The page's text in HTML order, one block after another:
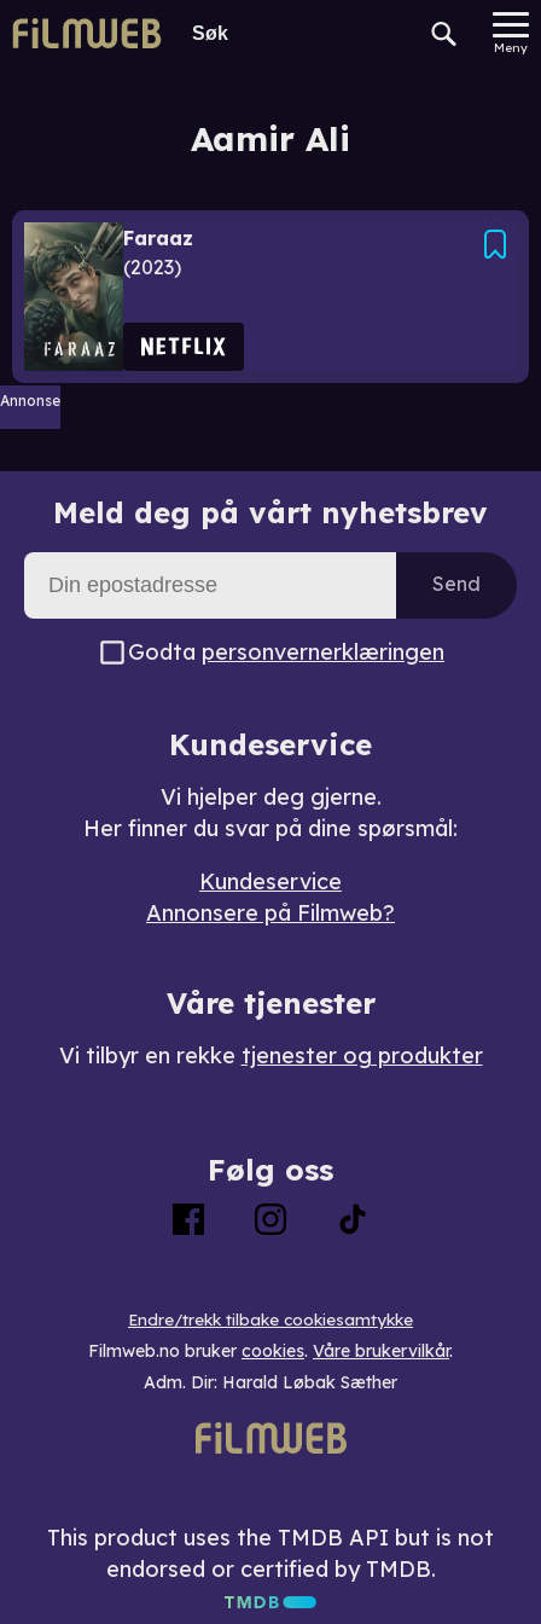
Meny
Aamir Ali
Faraaz
2023
Annonse
Meld deg på vårt nyhetsbrev
Send
Godta personvernerklæringen
Kundeservice
Vi hjelper deg gjerne.
Her finner du svar på dine spørsmål:
Kundeservice
Annonsere på Filmweb?
Våre tjenester
Vi tilbyr en rekke tjenester og produkter
Følg oss
Endre/trekk tilbake cookiesamtykke
Filmweb.no bruker cookies. Våre brukervilkår.
Adm. Dir: Harald Løbak Sæther
This product uses the TMDB API but is not
endorsed or certified by TMDB.